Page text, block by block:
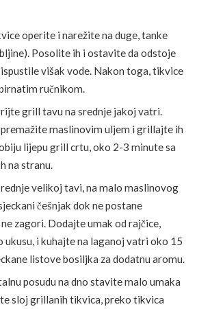
operite i narežite na duge, tanke
Posolite ih i ostavite da odstoje
višak vode. Nakon toga, tikvice
ručnikom.
grill tavu na srednje jakoj vatri.
maslinovim uljem i grillajte ih
lijepu grill crtu, oko 2-3 minute sa
na stranu.
velikoj tavi, na malo maslinovog
češnjak dok ne postane
zagori. Dodajte umak od rajčice,
i kuhajte na laganoj vatri oko 15
listove bosiljka za dodatnu aromu.
posudu na dno stavite malo umaka
sloj grillanih tikvica, preko tikvica